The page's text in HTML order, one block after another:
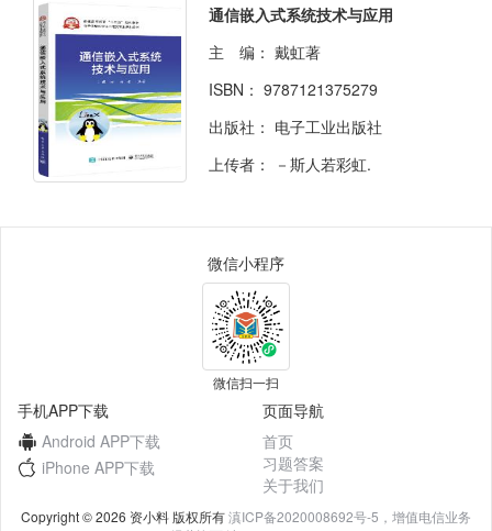
通信嵌入式系统技术与应用
主 编： 戴虹著
ISBN： 9787121375279
出版社： 电子工业出版社
上传者：
－斯人若彩虹.
微信小程序
微信扫一扫
手机APP下载
Android APP下载
iPhone APP下载
页面导航
首页
习题答案
关于我们
Copyright © 2026 资小料 版权所有滇ICP备2020008692号-5，增值电信业务